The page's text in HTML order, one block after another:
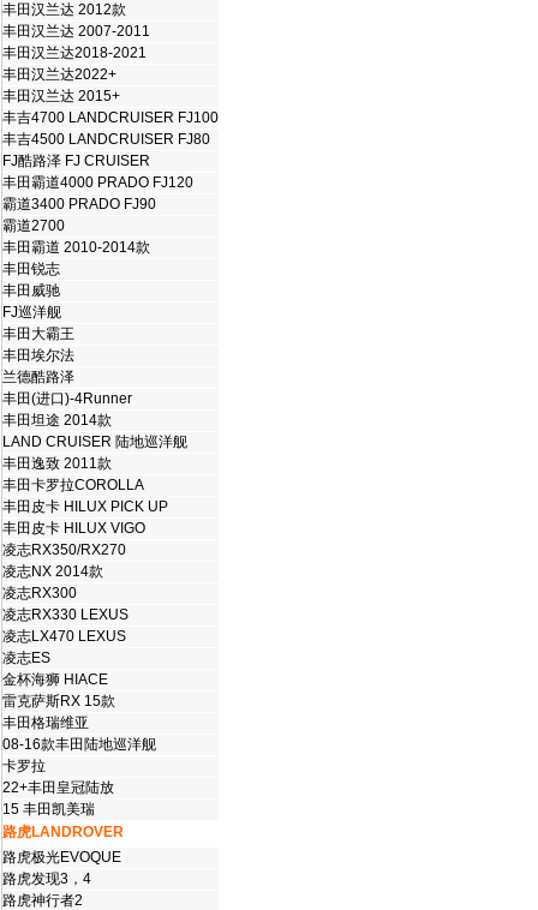
丰田汉兰达 2012款
丰田汉兰达 2007-2011
丰田汉兰达2018-2021
丰田汉兰达2022+
丰田汉兰达 2015+
丰吉4700 LANDCRUISER FJ100
丰吉4500 LANDCRUISER FJ80
FJ酷路泽 FJ CRUISER
丰田霸道4000 PRADO FJ120
霸道3400 PRADO FJ90
霸道2700
丰田霸道 2010-2014款
丰田锐志
丰田威驰
FJ巡洋舰
丰田大霸王
丰田埃尔法
兰德酷路泽
丰田(进口)-4Runner
丰田坦途 2014款
LAND CRUISER 陆地巡洋舰
丰田逸致 2011款
丰田卡罗拉COROLLA
丰田皮卡 HILUX PICK UP
丰田皮卡 HILUX VIGO
凌志RX350/RX270
凌志NX 2014款
凌志RX300
凌志RX330 LEXUS
凌志LX470 LEXUS
凌志ES
金杯海狮 HIACE
雷克萨斯RX 15款
丰田格瑞维亚
08-16款丰田陆地巡洋舰
卡罗拉
22+丰田皇冠陆放
15 丰田凯美瑞
路虎LANDROVER
路虎极光EVOQUE
路虎发现3，4
路虎神行者2